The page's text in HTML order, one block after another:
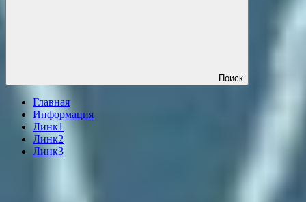
Поиск
Главная
Информация
Линк1
Линк2
Линк3